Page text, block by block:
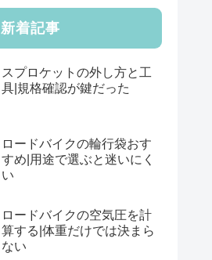
新着記事
スプロケットの外し方と工
具|規格確認が鍵だった
ロードバイクの輪行袋おす
すめ|用途で選ぶと迷いにく
い
ロードバイクの空気圧を計
算する|体重だけでは決まら
ない